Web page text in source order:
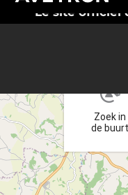
Le site officiel
Zoek in
de buurt